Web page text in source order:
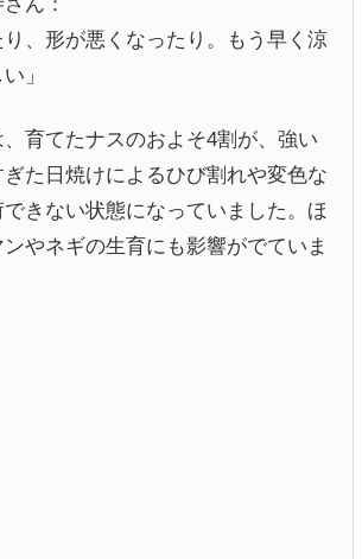
り、形が悪くなったり。もう早く涼
」
育てたナスのおよそ4割が、強い
ぎた日焼けによるひび割れや変色な
きない状態になっていました。ほ
やネギの生育にも影響がでていま